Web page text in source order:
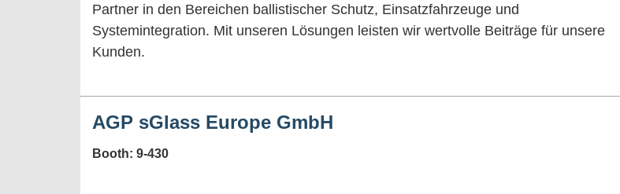
Partner in den Bereichen ballistischer Schutz, Einsatzfahrzeuge und
Systemintegration. Mit unseren Lösungen leisten wir wertvolle Beiträge für unsere
Kunden.
AGP sGlass Europe GmbH
Booth: 9-430